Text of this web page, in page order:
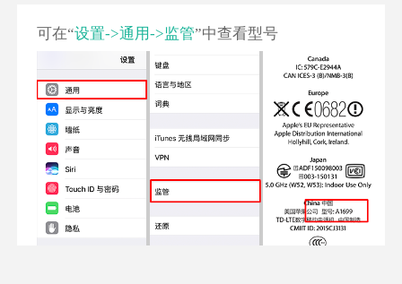
可在“设置->通用->监管”中查看型号